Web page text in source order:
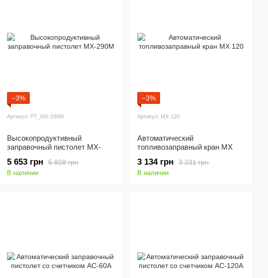
−3%
Артикул: PT_MX-290M
Высокопродуктивный
заправочный пистолет MX-
5 828 грн
5 653 грн
В наличии
−3%
Артикул: MX-120
Автоматический
топливозаправный кран МX
3 231 грн
3 134 грн
В наличии